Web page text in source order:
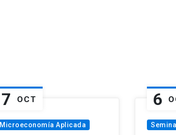
7 OCT
Microeconomía Aplicada
6